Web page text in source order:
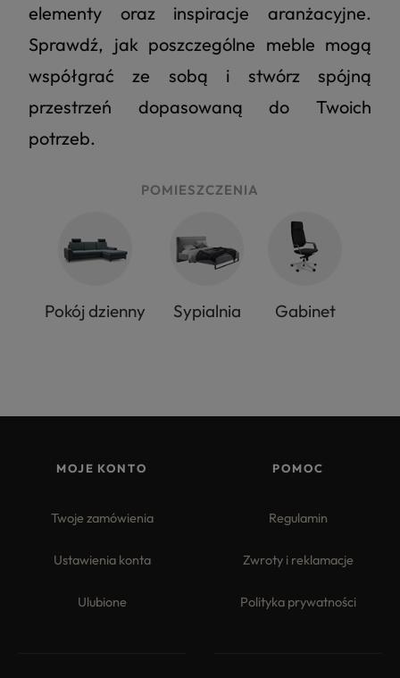
elementy oraz inspiracje aranżacyjne.
Sprawdź, jak poszczególne meble mogą
współgrać ze sobą i stwórz spójną
przestrzeń dopasowaną do Twoich
potrzeb.
POMIESZCZENIA
Pokój dzienny Sypialnia Gabinet
MOJE KONTO
Twoje zamówienia
Ustawienia konta
Ulubione
POMOC
Regulamin
Zwroty i reklamacje
Polityka prywatności